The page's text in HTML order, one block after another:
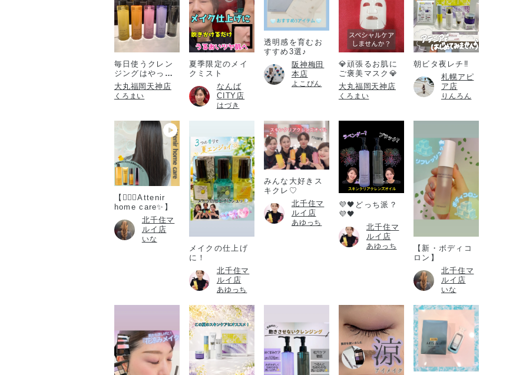
毎日使うクレン
ジングはやっぱ
りアテニア💎
大丸福岡天神店
くろまい
夏季限定のメイ
クミスト
なんば
CITY店
はづき
透明感を育むお
すすめ3選♪
阪神梅田
本店
よこぴん
💎頑張るお肌に
ご褒美マスク💎
大丸福岡天神店
くろまい
朝ビタ夜レチ‼️
札幌アピ
ア店
りんろん
【💆🏻‍♀️Attenir
home care✨】
北千住マ
ルイ店
いな
メイクの仕上げ
に！
北千住マ
ルイ店
あゆっち
みんな大好きス
キクレ♡
北千住マ
ルイ店
あゆっち
💜🖤どっち派？
💜🖤
北千住マ
ルイ店
あゆっち
【新・ボディコ
ロン】
北千住マ
ルイ店
いな